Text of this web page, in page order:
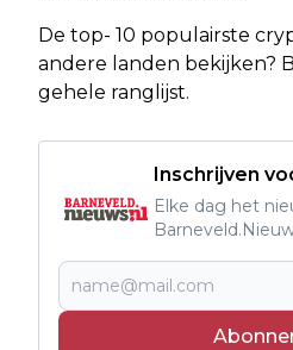
De top- 10 populairste
andere landen bekijken?
gehele ranglijst.
Inschrijven
Elke dag het